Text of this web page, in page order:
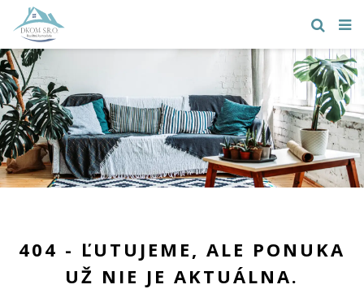
404 - ĽUTUJEME, ALE PONUKA
UŽ NIE JE AKTUÁLNA.